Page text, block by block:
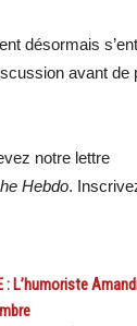
désormais
avant de
notre lettre
Hebdo.
: L’humoriste